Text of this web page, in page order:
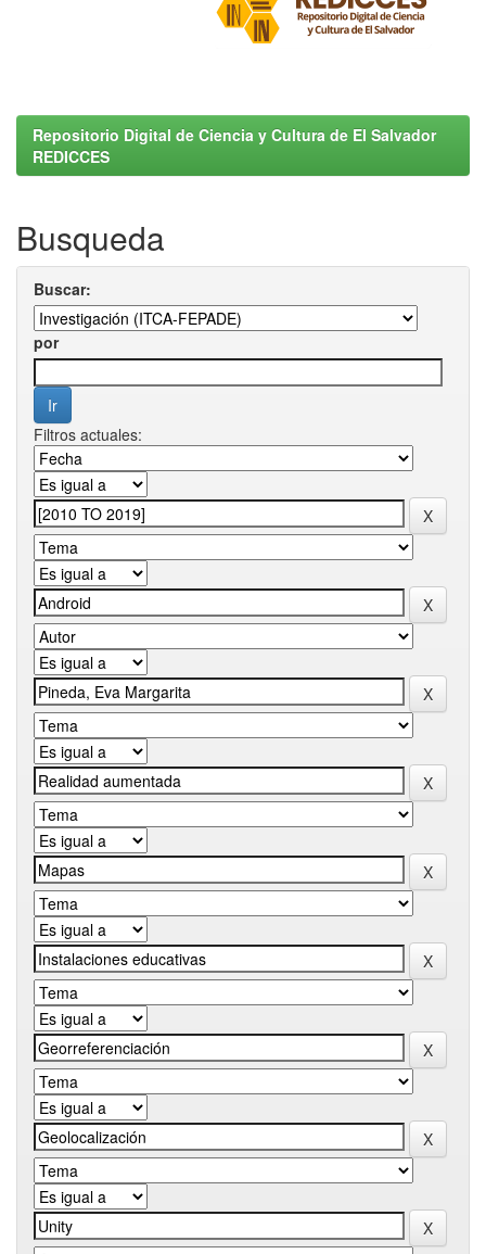
Repositorio Digital de Ciencia y Cultura de El Salvador
REDICCES
Busqueda
Buscar:
por
Filtros actuales: